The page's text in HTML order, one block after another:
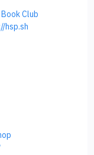
Book Club
hsp.sh